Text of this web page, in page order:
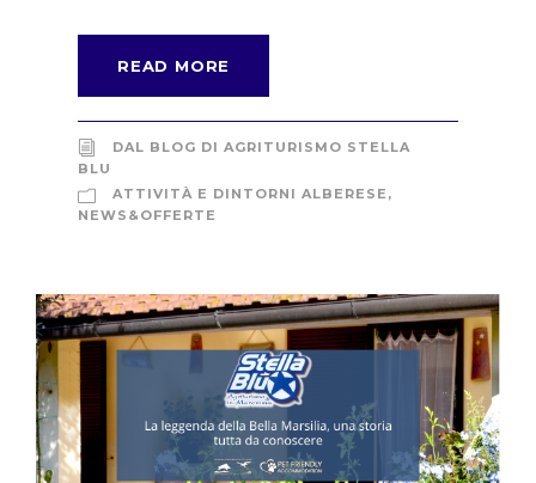
READ MORE
DAL BLOG DI AGRITURISMO STELLA
BLU
ATTIVITÀ E DINTORNI ALBERESE ,
NEWS&OFFERTE